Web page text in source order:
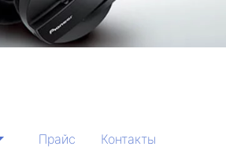
Прайс Контакты